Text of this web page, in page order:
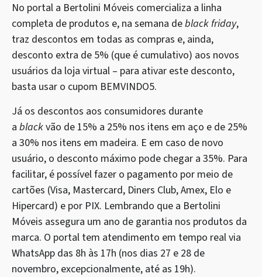
No portal a Bertolini Móveis comercializa a linha
completa de produtos e, na semana deblack friday,
traz descontos em todas as compras e, ainda,
desconto extra de 5% (que é cumulativo) aos novos
usuários da loja virtual – para ativar este desconto,
basta usar o cupom BEMVINDO5.
Já os descontos aos consumidores durante
a blackvão de 15% a 25% nos itens em aço e de 25%
a 30% nos itens em madeira. E em caso de novo
usuário, o desconto máximo pode chegar a 35%. Para
facilitar, é possível fazer o pagamento por meio de
cartões (Visa, Mastercard, Diners Club, Amex, Elo e
Hipercard) e por PIX. Lembrando que a Bertolini
Móveis assegura um ano de garantia nos produtos da
marca. O portal tem atendimento em tempo real via
WhatsApp das 8h às 17h (nos dias 27 e 28 de
novembro, excepcionalmente, até as 19h).